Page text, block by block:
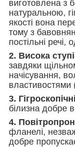
виготовлена з
натуральною,
якості вона
тому з
постільні
2. Висока
завдяки
начісування,
властивостями
3.
білизна добре
4.
фланелі,
добре